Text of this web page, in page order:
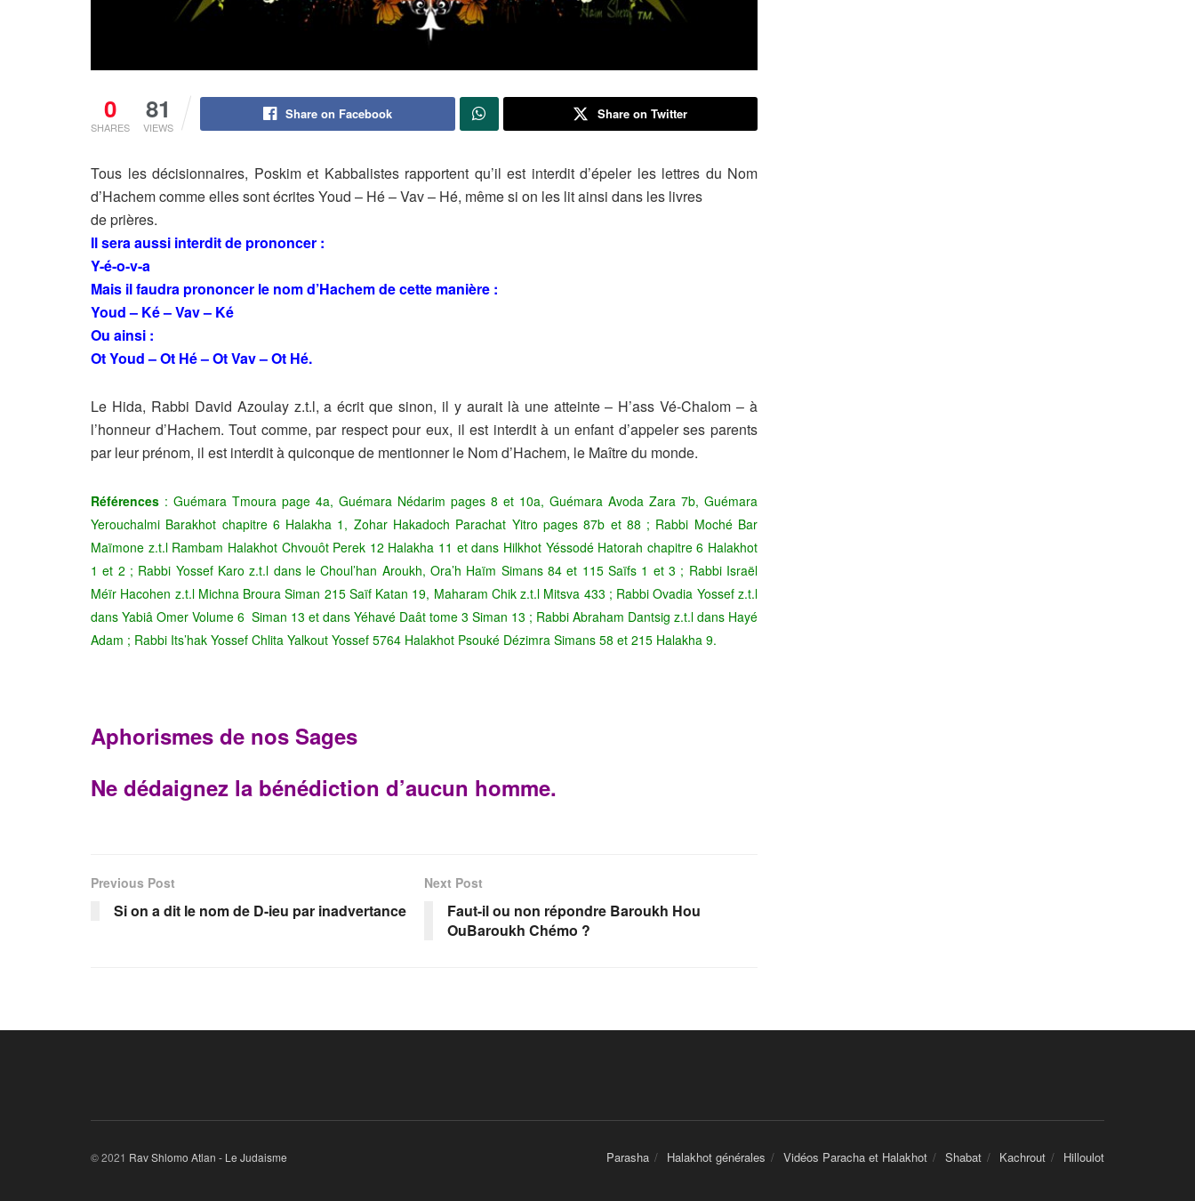
0
SHARES
81
VIEWS
Share on Facebook Share on Twitter
Tous les décisionnaires, Poskim et Kabbalistes rapportent qu’il est interdit d’épeler les lettres du Nom
d’Hachem comme elles sont écrites Youd – Hé – Vav – Hé, même si on les lit ainsi dans les livres
de prières.
Il sera aussi interdit de prononcer :
Y-é-o-v-a
Mais il faudra prononcer le nom d’Hachem de cette manière :
Youd – Ké – Vav – Ké
Ou ainsi :
Ot Youd – Ot Hé – Ot Vav – Ot Hé.
Le Hida, Rabbi David Azoulay z.t.l, a écrit que sinon, il y aurait là une atteinte – H’ass Vé-Chalom – à
l’honneur d’Hachem. Tout comme, par respect pour eux, il est interdit à un enfant d’appeler ses parents
par leur prénom, il est interdit à quiconque de mentionner le Nom d’Hachem, le Maître du monde.
Références : Guémara Tmoura page 4a, Guémara Nédarim pages 8 et 10a, Guémara Avoda Zara 7b, Guémara
Yerouchalmi Barakhot chapitre 6 Halakha 1, Zohar Hakadoch Parachat Yitro pages 87b et 88 ; Rabbi Moché Bar
Maïmone z.t.l Rambam Halakhot Chvouôt Perek 12 Halakha 11 et dans Hilkhot Yéssodé Hatorah chapitre 6 Halakhot
1 et 2 ; Rabbi Yossef Karo z.t.l dans le Choul’han Aroukh, Ora’h Haïm Simans 84 et 115 Saïfs 1 et 3 ; Rabbi Israël
Méïr Hacohen z.t.l Michna Broura Siman 215 Saïf Katan 19, Maharam Chik z.t.l Mitsva 433 ; Rabbi Ovadia Yossef z.t.l
dans Yabiâ Omer Volume 6 Siman 13 et dans Yéhavé Daât tome 3 Siman 13 ; Rabbi Abraham Dantsig z.t.l dans Hayé
Adam ; Rabbi Its’hak Yossef Chlita Yalkout Yossef 5764 Halakhot Psouké Dézimra Simans 58 et 215 Halakha 9.
Aphorismes de nos Sages
Ne dédaignez la bénédiction d’aucun homme.
Previous Post
Si on a dit le nom de D-ieu par inadvertance
Next Post
Faut-il ou non répondre Baroukh Hou
OuBaroukh Chémo ?
Parasha Halakhot générales Vidéos Paracha et Halakhot Shabat Kachrout Hilloulot
© 2021 Rav Shlomo Atlan - Le Judaisme